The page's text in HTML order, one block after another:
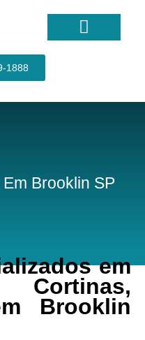
1888
Brooklin SP
em
Brooklin